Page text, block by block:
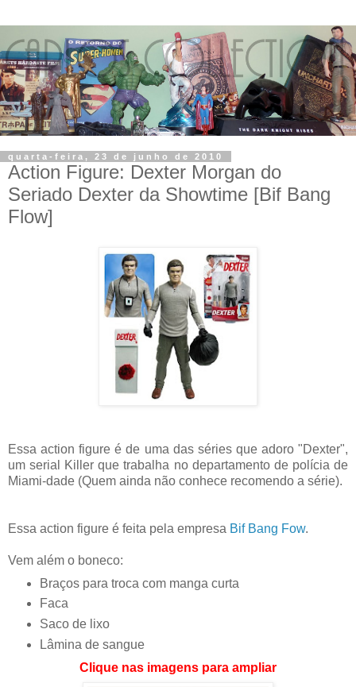
quarta-feira, 23 de junho de 2010
Action Figure: Dexter Morgan do
Seriado Dexter da Showtime [Bif Bang
Flow]
Essa action figure é de uma das séries que adoro "Dexter",
um serial Killer que trabalha no departamento de polícia de
Miami-dade (Quem ainda não conhece recomendo a série).
Essa action figure é feita pela empresa Bif Bang Fow.
Vem além o boneco:
Braços para troca com manga curta
Faca
Saco de lixo
Lâmina de sangue
Clique nas imagens para ampliar